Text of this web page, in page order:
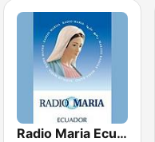
Radio Maria Ecuador